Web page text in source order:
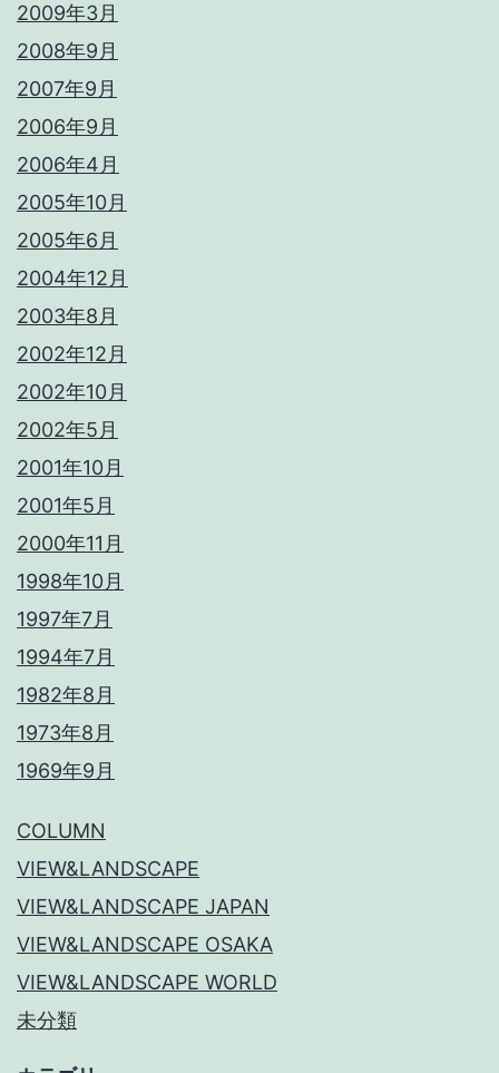
2009年3月
2008年9月
2007年9月
2006年9月
2006年4月
2005年10月
2005年6月
2004年12月
2003年8月
2002年12月
2002年10月
2002年5月
2001年10月
2001年5月
2000年11月
1998年10月
1997年7月
1994年7月
1982年8月
1973年8月
1969年9月
COLUMN
VIEW&LANDSCAPE
VIEW&LANDSCAPE JAPAN
VIEW&LANDSCAPE OSAKA
VIEW&LANDSCAPE WORLD
未分類